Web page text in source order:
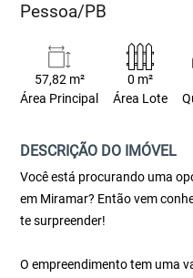
Pessoa/PB
57,82 m²
Área Principal
0 m²
Área Lote
DESCRIÇÃO DO IMÓVEL
Você está procurando uma
em Miramar? Então vem
te surpreender!
O empreendimento tem uma